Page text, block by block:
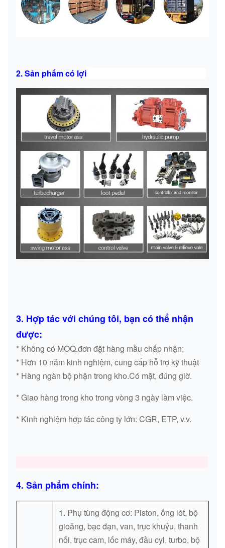
2. Sản phẩm có lợi
3. Hợp tác với chúng tôi, bạn có thể nhận
được:
* Không có MOQ.đơn đặt hàng mẫu chấp nhận;
* Hơn 10 năm kinh nghiệm, cung cấp hỗ trợ kỹ thuật
* Hàng ngàn bộ phận trong kho.Có mặt, đúng giờ.
* Giao hàng trong kho trong vòng 3 ngày làm việc.
* Kinh nghiệm hợp tác công ty lớn: CGR, ETP, v.v.
4. Sản phẩm chính:
1. Phụ tùng động cơ: Piston, ống lót, bộ
gioăng, bạc đạn, van, trục khuỷu, thanh
nối, trục cam, lốc máy, đầu cyl, turbo, bộ